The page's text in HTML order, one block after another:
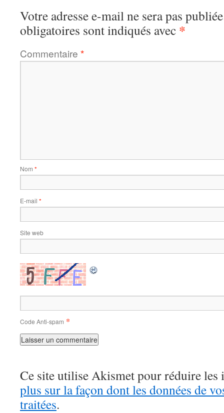
Votre adresse e-mail ne sera pas
obligatoires sont indiqués avec *
Commentaire *
Nom *
E-mail *
Site web
Code Anti-spam *
Ce site utilise Akismet pour réduire les
plus sur la façon dont les données de
traitées.